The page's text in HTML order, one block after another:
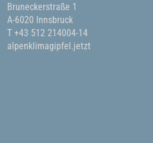
Bruneckerstraße 1
A-6020 Innsbruck
T +43 512 214004-14
alpenklimagipfel.jetzt